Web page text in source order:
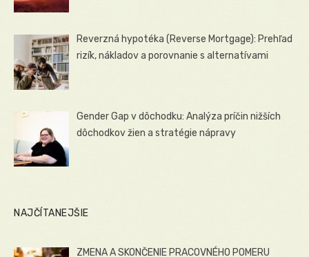
Reverzná hypotéka (Reverse Mortgage): Prehľad
rizík, nákladov a porovnanie s alternatívami
Gender Gap v dôchodku: Analýza príčin nižších
dôchodkov žien a stratégie nápravy
NAJČÍTANEJŠIE
ZMENA A SKONČENIE PRACOVNÉHO POMERU